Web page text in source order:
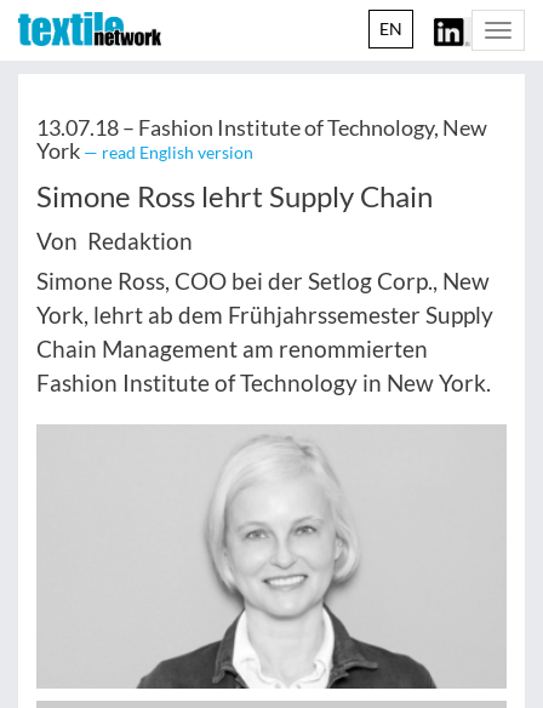
EN
13.07.18 – Fashion Institute of Technology, New
York — read English version
Simone Ross lehrt Supply Chain
Von Redaktion
Simone Ross, COO bei der Setlog Corp., New
York, lehrt ab dem Frühjahrssemester Supply
Chain Management am renommierten
Fashion Institute of Technology in New York.